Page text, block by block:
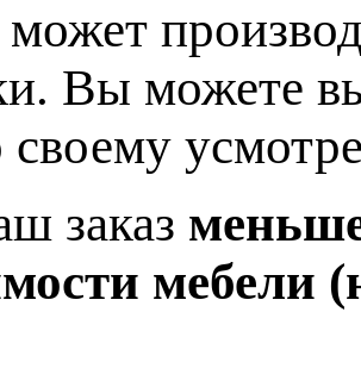
Вы можете
своему
заказ
мебели